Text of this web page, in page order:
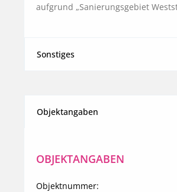
aufgrund „Sanierungsgebiet
Sonstiges
Objektangaben
OBJEKTANGABEN
Objektnummer: